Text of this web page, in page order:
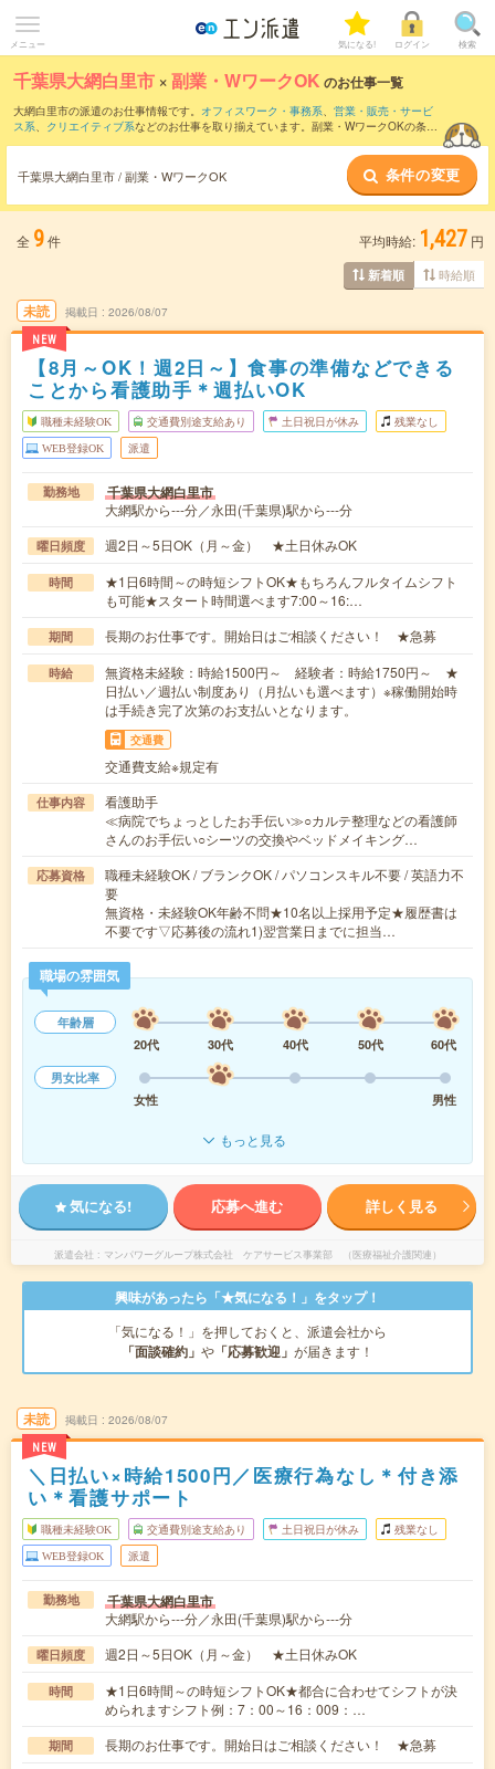
メニュー 気になる! ログイン 検索
千葉県大網白里市 ×副業・WワークOK のお仕事一覧
大網白里市の派遣のお仕事情報です。 オフィスワーク・事務系、 営業・販売・サービ
ス系、 クリエイティブ系などのお仕事を取り揃えています。副業・WワークOKの条件
千葉県大網白里市 / 副業・WワークOK 条件の変更
全 9件 平均時給: 1,427 円
新着順 時給順
未読
NEW
掲載日 2026/08/07
【8月～OK！週2日～】食事の準備などできる
ことから看護助手＊週払いOK
職種未経験OK 交通費別途支給あり 土日祝日が休み 残業なし
WEB登録OK 派遣
勤務地 千葉県大網白里市
大網駅から---分／永田(千葉県)駅から---分
曜日頻度 週2日～5日OK（月～金） ★土日休みOK
時間
★1日6時間～の時短シフトOK★もちろんフルタイムシフト
も可能★スタート時間選べます7:00～16:…
期間 長期のお仕事です。開始日はご相談ください！ ★急募
時給
無資格未経験：時給1500円～ 経験者：時給1750円～ ★
日払い／週払い制度あり（月払いも選べます）※稼働開始時
は手続き完了次第のお支払いとなります。
交通費
交通費支給※規定有
仕事内容
看護助手
≪病院でちょっとしたお手伝い≫○カルテ整理などの看護師
さんのお手伝い○シーツの交換やベッドメイキング…
応募資格
職種未経験OK / ブランクOK / パソコンスキル不要 / 英語力不
要
無資格・未経験OK年齢不問★10名以上採用予定★履歴書は
不要です▽応募後の流れ1)翌営業日までに担当…
職場の雰囲気
年齢層
20代
30代 40代 50代
60代
男女比率
女性
男性
もっと見る
気になる! 応募へ進む 詳しく見る
派遣会社 マンパワーグループ株式会社 ケアサービス事業部 （医療福祉介護関連）
興味があったら「★気になる！」をタップ！
「気になる！」を押しておくと、派遣会社から
「面談確約」 や 「応募歓迎」 が届きます！
未読
NEW
掲載日 2026/08/07
＼日払い×時給1500円／医療行為なし＊付き添
い＊看護サポート
職種未経験OK 交通費別途支給あり 土日祝日が休み 残業なし
WEB登録OK 派遣
勤務地 千葉県大網白里市
大網駅から---分／永田(千葉県)駅から---分
曜日頻度 週2日～5日OK（月～金） ★土日休みOK
時間
★1日6時間～の時短シフトOK★都合に合わせてシフトが決
められますシフト例：7：00～16：009：…
期間 長期のお仕事です。開始日はご相談ください！ ★急募